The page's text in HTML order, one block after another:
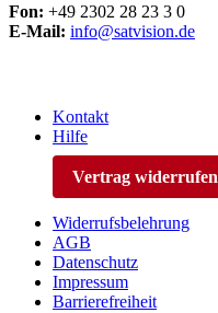
Fon: +49 2302 28 23 3 0
E-Mail: info@satvision.de
Kontakt
Hilfe
Vertrag widerrufen
Widerrufsbelehrung
AGB
Datenschutz
Impressum
Barrierefreiheit